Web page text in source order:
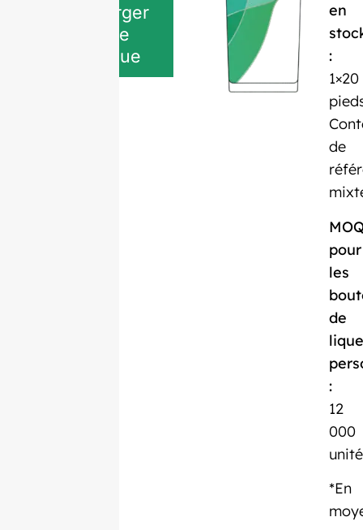
Télécharger
la fiche
technique
en
:
1×20
de
pour
les
de
:
12
000
*En